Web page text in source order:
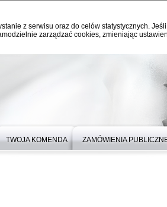
z serwisu oraz do celów statystycznych.
zarządzać cookies, zmieniając
TWOJA KOMENDA ZAMÓWIENIA